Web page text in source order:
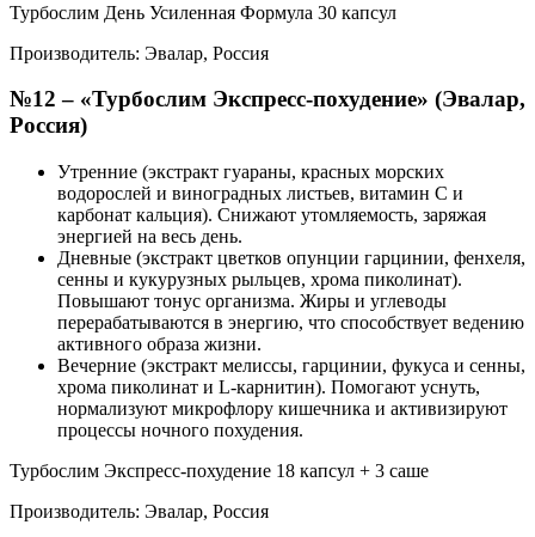
Турбослим День Усиленная Формула 30 капсул
Производитель: Эвалар, Россия
№12 – «Турбослим Экспресс-похудение» (Эвалар,
Россия)
Утренние (экстракт гуараны, красных морских
водорослей и виноградных листьев, витамин С и
карбонат кальция). Снижают утомляемость, заряжая
энергией на весь день.
Дневные (экстракт цветков опунции гарцинии, фенхеля,
сенны и кукурузных рыльцев, хрома пиколинат).
Повышают тонус организма. Жиры и углеводы
перерабатываются в энергию, что способствует ведению
активного образа жизни.
Вечерние (экстракт мелиссы, гарцинии, фукуса и сенны,
хрома пиколинат и L-карнитин). Помогают уснуть,
нормализуют микрофлору кишечника и активизируют
процессы ночного похудения.
Турбослим Экспресс-похудение 18 капсул + 3 саше
Производитель: Эвалар, Россия